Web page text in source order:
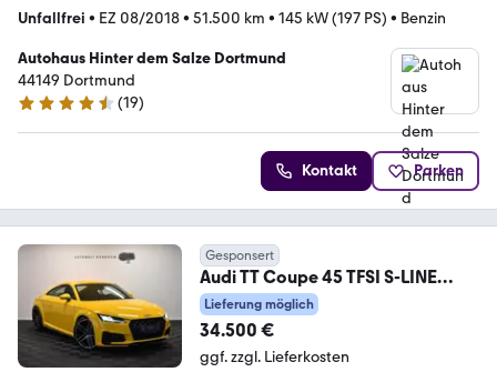
Unfallfrei • EZ 08/2018• 51.500 km • 145 kW (197 PS) • Benzin
Autohaus Hinter dem Salze Dortmund
44149 Dortmund
4.4 Sterne
(19)
Kontakt Parken
Gesponsert
Audi TT Coupe 45 TFSI S-LINE
*LED*KAMERA*KW V3 *HJS
Lieferung möglich
34.500 €
ggf. zzgl. Lieferkosten